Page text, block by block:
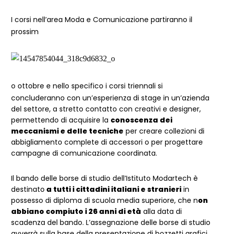
I corsi nell’area Moda e Comunicazione partiranno il
prossim
o ottobre e nello specifico i corsi triennali si
concluderanno con un’esperienza di stage in un’azienda
del settore, a stretto contatto con creativi e designer,
permettendo di acquisire la conoscenza dei
meccanismi e delle tecniche per creare collezioni di
abbigliamento complete di accessori o per progettare
campagne di comunicazione coordinata.
Il bando delle borse di studio dell’Istituto Modartech è
destinato a tutti i cittadini italiani e stranieri in
possesso di diploma di scuola media superiore, che non
abbiano compiuto i 26 anni di età alla data di
scadenza del bando. L’assegnazione delle borse di studio